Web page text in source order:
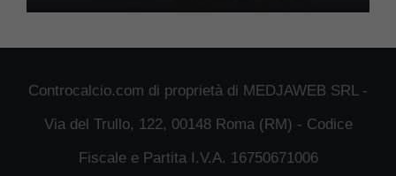
Controcalcio.com di proprietà di MEDJAWEB SRL -
Via del Trullo, 122, 00148 Roma (RM) - Codice
Fiscale e Partita I.V.A. 16750671006